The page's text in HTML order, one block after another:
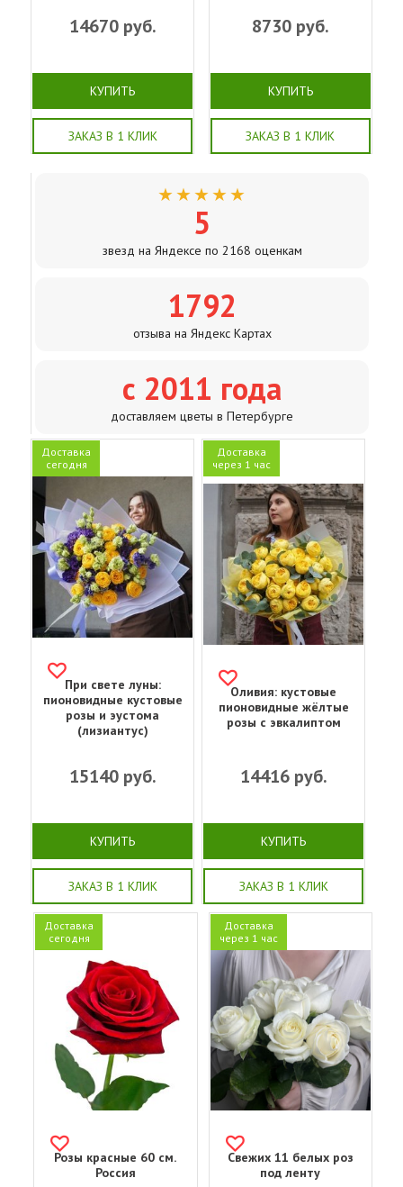
14670руб.
КУПИТЬ
ЗАКАЗ В 1 КЛИК
8730руб.
КУПИТЬ
ЗАКАЗ В 1 КЛИК
★★★★★
5
звезд на Яндексе по 2168 оценкам
1792
отзыва на Яндекс Картах
с 2011 года
доставляем цветы в Петербурге
Доставка
сегодня
При свете луны:
пионовидные кустовые
розы и эустома
(лизиантус)
15140руб.
КУПИТЬ
ЗАКАЗ В 1 КЛИК
Доставка
через 1 час
Оливия: кустовые
пионовидные жёлтые
розы с эвкалиптом
14416руб.
КУПИТЬ
ЗАКАЗ В 1 КЛИК
Доставка
сегодня
Розы красные 60 см.
Россия
Доставка
через 1 час
Свежих 11 белых роз
под ленту